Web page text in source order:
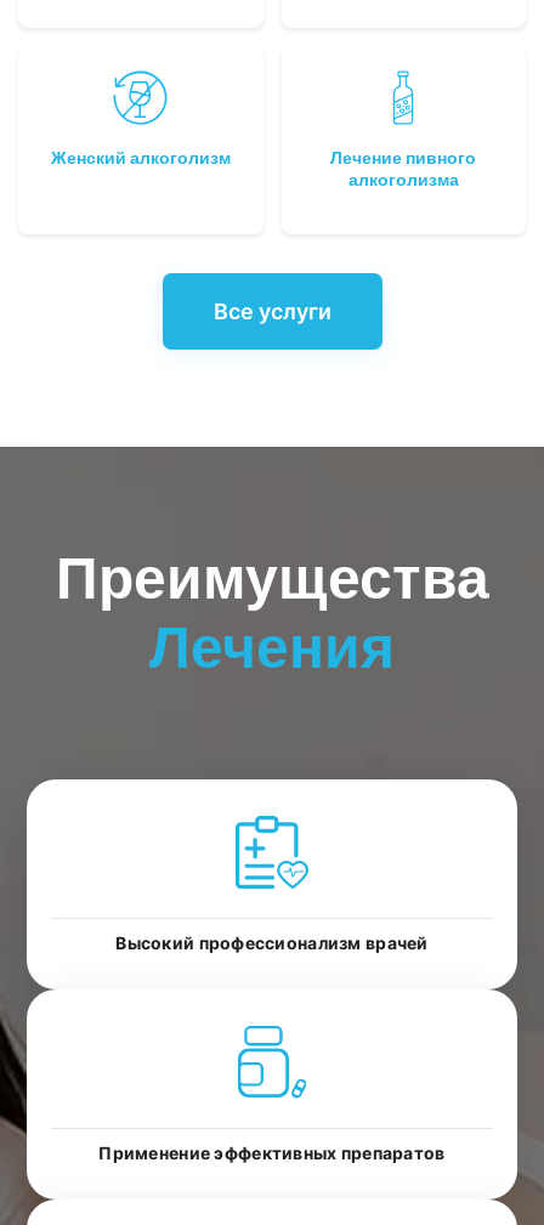
Женский алкоголизм
Лечение пивного
алкоголизма
Все услуги
Преимущества
Лечения
Высокий профессионализм врачей
Применение эффективных препаратов